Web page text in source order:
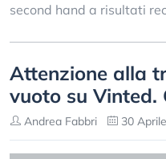
second hand a risultati
Attenzione alla
vuoto su Vinted.
Andrea Fabbri 30